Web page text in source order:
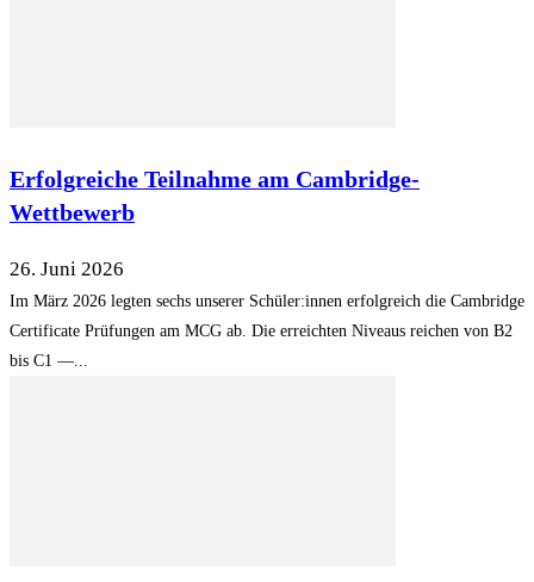
Erfolgreiche Teilnahme am Cambridge-
Wettbewerb
26. Juni 2026
Im März 2026 legten sechs unserer Schüler:innen erfolgreich die Cambridge
Certificate Prüfungen am MCG ab. Die erreichten Niveaus reichen von B2
bis C1 —...